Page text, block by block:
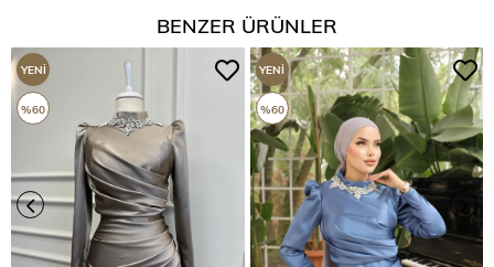
BENZER ÜRÜNLER
YENI
ÜRÜN
%60
YENI
ÜRÜN
%60